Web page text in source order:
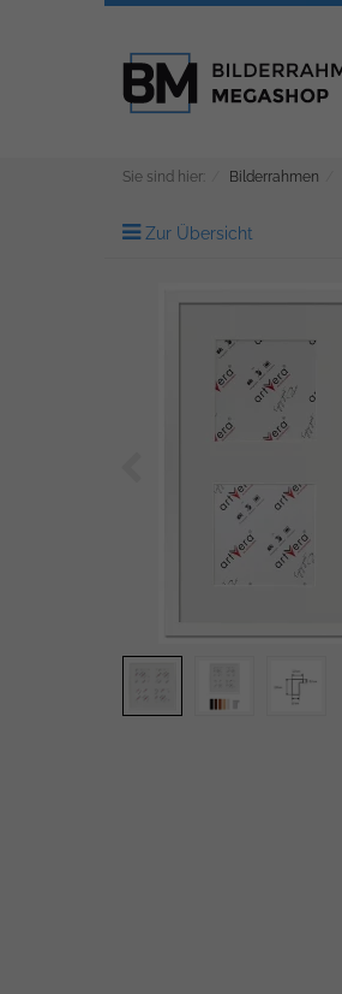
Sie sind hier: Bilderrahmen
Zur Übersicht